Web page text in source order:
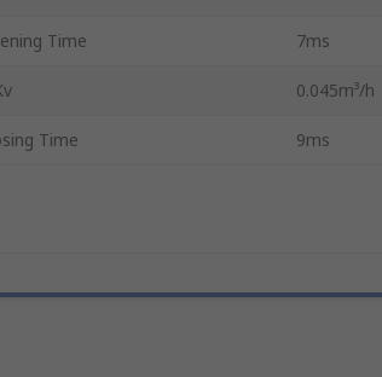
Time 7ms
0.045m³/h
Time 9ms